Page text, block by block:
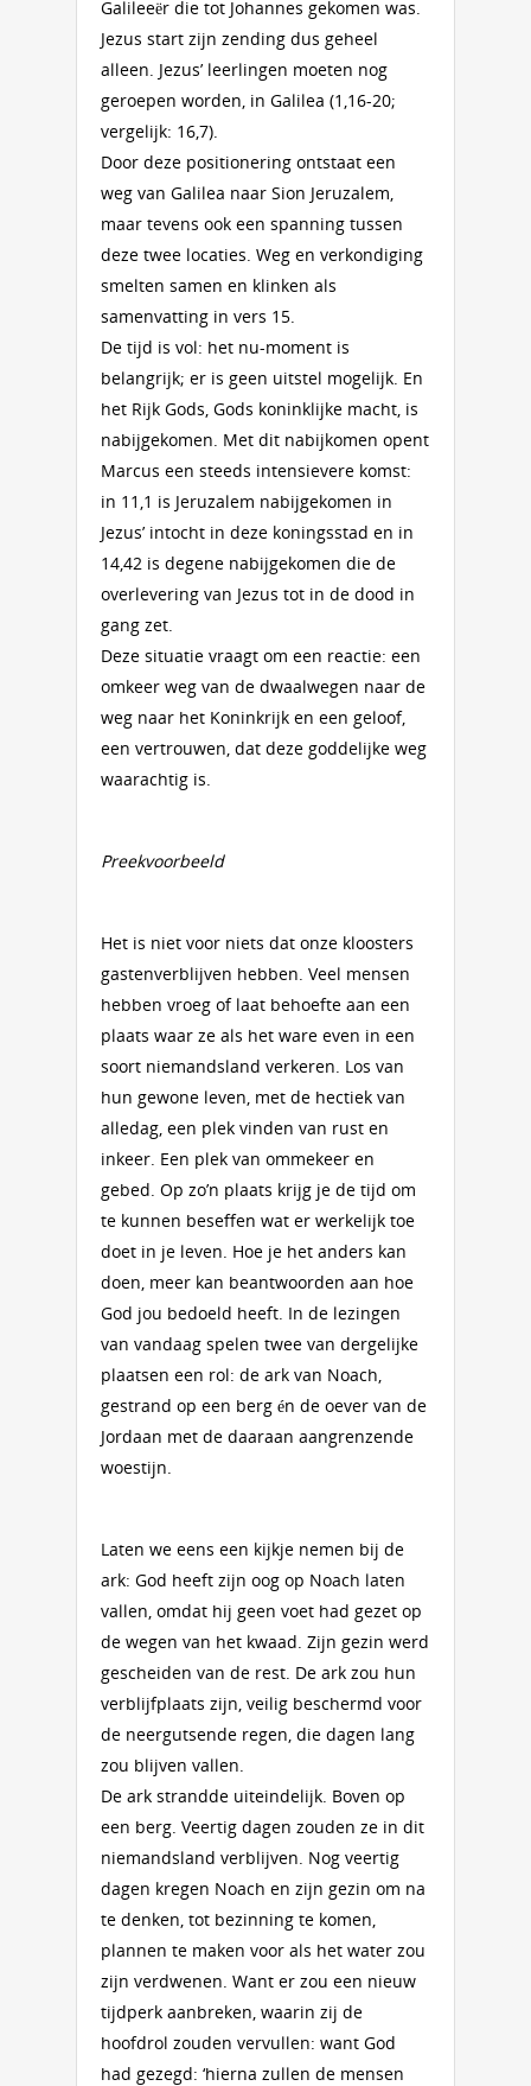
Galileeër die tot Johannes gekomen was.
Jezus start zijn zending dus geheel
alleen. Jezus’ leerlingen moeten nog
geroepen worden, in Galilea (1,16-20;
vergelijk: 16,7).
Door deze positionering ontstaat een
weg van Galilea naar Sion Jeruzalem,
maar tevens ook een spanning tussen
deze twee locaties. Weg en verkondiging
smelten samen en klinken als
samenvatting in vers 15.
De tijd is vol: het nu-moment is
belangrijk; er is geen uitstel mogelijk. En
het Rijk Gods, Gods koninklijke macht, is
nabijgekomen. Met dit nabijkomen opent
Marcus een steeds intensievere komst:
in 11,1 is Jeruzalem nabijgekomen in
Jezus’ intocht in deze koningsstad en in
14,42 is degene nabijgekomen die de
overlevering van Jezus tot in de dood in
gang zet.
Deze situatie vraagt om een reactie: een
omkeer weg van de dwaalwegen naar de
weg naar het Koninkrijk en een geloof,
een vertrouwen, dat deze goddelijke weg
waarachtig is.
Preekvoorbeeld
Het is niet voor niets dat onze kloosters
gastenverblijven hebben. Veel mensen
hebben vroeg of laat behoefte aan een
plaats waar ze als het ware even in een
soort niemandsland verkeren. Los van
hun gewone leven, met de hectiek van
alledag, een plek vinden van rust en
inkeer. Een plek van ommekeer en
gebed. Op zo’n plaats krijg je de tijd om
te kunnen beseffen wat er werkelijk toe
doet in je leven. Hoe je het anders kan
doen, meer kan beantwoorden aan hoe
God jou bedoeld heeft. In de lezingen
van vandaag spelen twee van dergelijke
plaatsen een rol: de ark van Noach,
gestrand op een berg én de oever van de
Jordaan met de daaraan aangrenzende
woestijn.
Laten we eens een kijkje nemen bij de
ark: God heeft zijn oog op Noach laten
vallen, omdat hij geen voet had gezet op
de wegen van het kwaad. Zijn gezin werd
gescheiden van de rest. De ark zou hun
verblijfplaats zijn, veilig beschermd voor
de neergutsende regen, die dagen lang
zou blijven vallen.
De ark strandde uiteindelijk. Boven op
een berg. Veertig dagen zouden ze in dit
niemandsland verblijven. Nog veertig
dagen kregen Noach en zijn gezin om na
te denken, tot bezinning te komen,
plannen te maken voor als het water zou
zijn verdwenen. Want er zou een nieuw
tijdperk aanbreken, waarin zij de
hoofdrol zouden vervullen: want God
had gezegd: ‘hierna zullen de mensen